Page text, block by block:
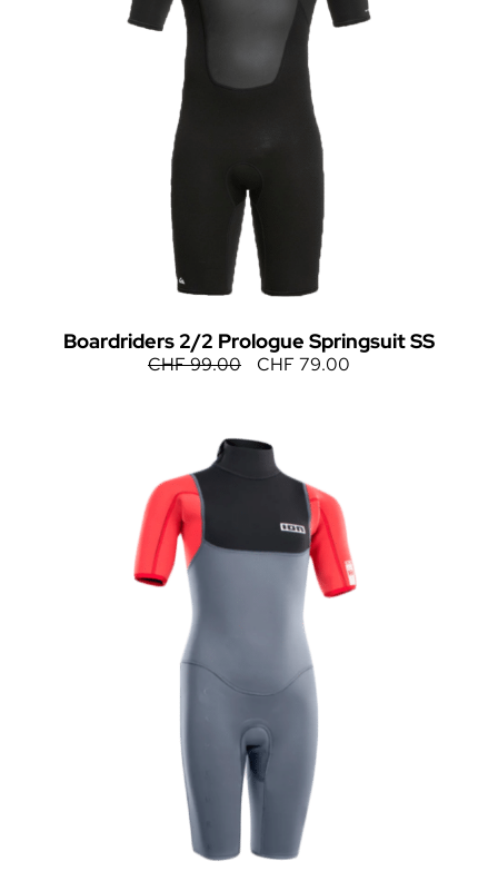
Boardriders 2/2 Prologue Springsuit SS
CHF99.00 CHF 79.00